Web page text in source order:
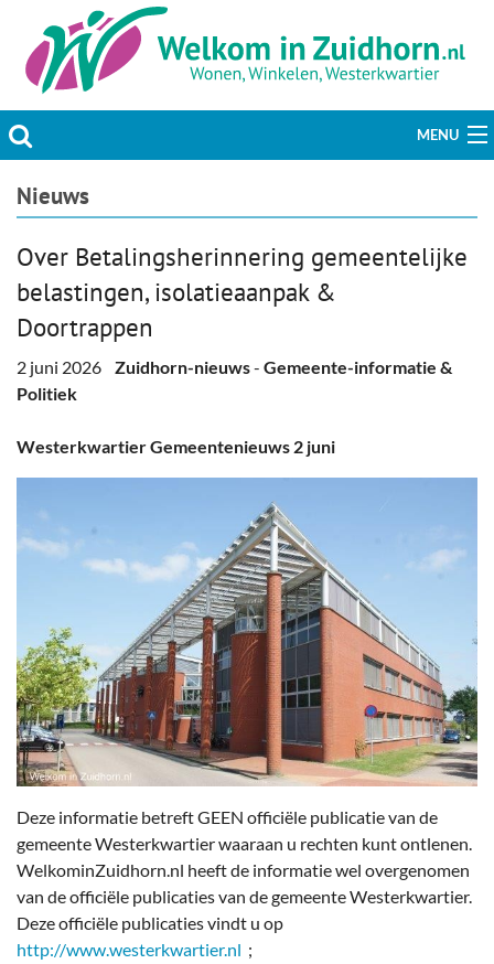
MENU
Actueel
Welzijn & Maatschappij
Prikbord & Aanbiedingen
Plaats bericht
Nieuws
Over Betalingsherinnering gemeentelijke
belastingen, isolatieaanpak &
Doortrappen
2 juni 2026 Zuidhorn-nieuws- Gemeente-informatie &
Politiek
Westerkwartier Gemeentenieuws 2 juni
Deze informatie betreft GEEN officiële publicatie van de
gemeente Westerkwartier waaraan u rechten kunt ontlenen.
WelkominZuidhorn.nl heeft de informatie wel overgenomen
van de officiële publicaties van de gemeente Westerkwartier.
Deze officiële publicaties vindt u op
http://www.westerkwartier.nl ;